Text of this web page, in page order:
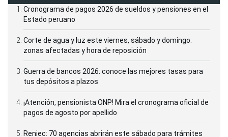
Cronograma de pagos 2026 de sueldos y pensiones en el
Estado peruano
Corte de agua y luz este viernes, sábado y domingo:
zonas afectadas y hora de reposición
Guerra de bancos 2026: conoce las mejores tasas para
tus depósitos a plazos
¡Atención, pensionista ONP! Mira el cronograma oficial de
pagos de agosto por apellido
Reniec: 70 agencias abrirán este sábado para trámites